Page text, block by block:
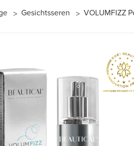
Gesichtsseren VOLUMFIZZ